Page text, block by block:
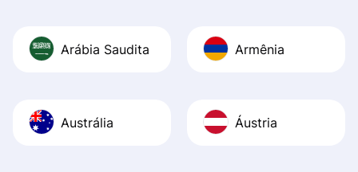
Arábia Saudita Armênia
Austrália Áustria